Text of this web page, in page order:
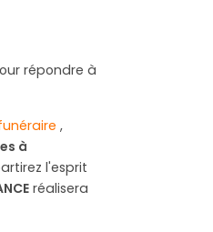
répondre à
,
à
l'esprit
réalisera